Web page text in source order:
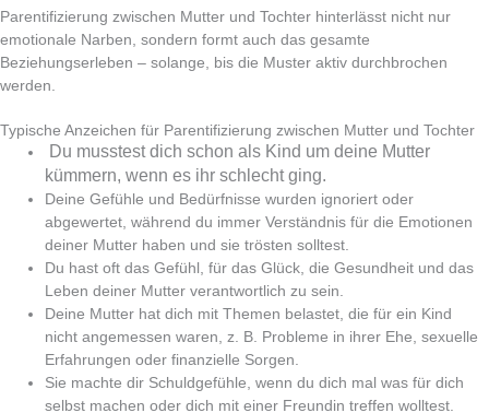
Parentifizierung zwischen Mutter und Tochter hinterlässt nicht nur
emotionale Narben, sondern formt auch das gesamte
Beziehungserleben – solange, bis die Muster aktiv durchbrochen
werden.
Typische Anzeichen für Parentifizierung zwischen Mutter und Tochter
Du musstest dich schon als Kind um deine Mutter
kümmern, wenn es ihr schlecht ging.
Deine Gefühle und Bedürfnisse wurden ignoriert oder
abgewertet, während du immer Verständnis für die Emotionen
deiner Mutter haben und sie trösten solltest.
Du hast oft das Gefühl, für das Glück, die Gesundheit und das
Leben deiner Mutter verantwortlich zu sein.
Deine Mutter hat dich mit Themen belastet, die für ein Kind
nicht angemessen waren, z. B. Probleme in ihrer Ehe, sexuelle
Erfahrungen oder finanzielle Sorgen.
Sie machte dir Schuldgefühle, wenn du dich mal was für dich
selbst machen oder dich mit einer Freundin treffen wolltest.